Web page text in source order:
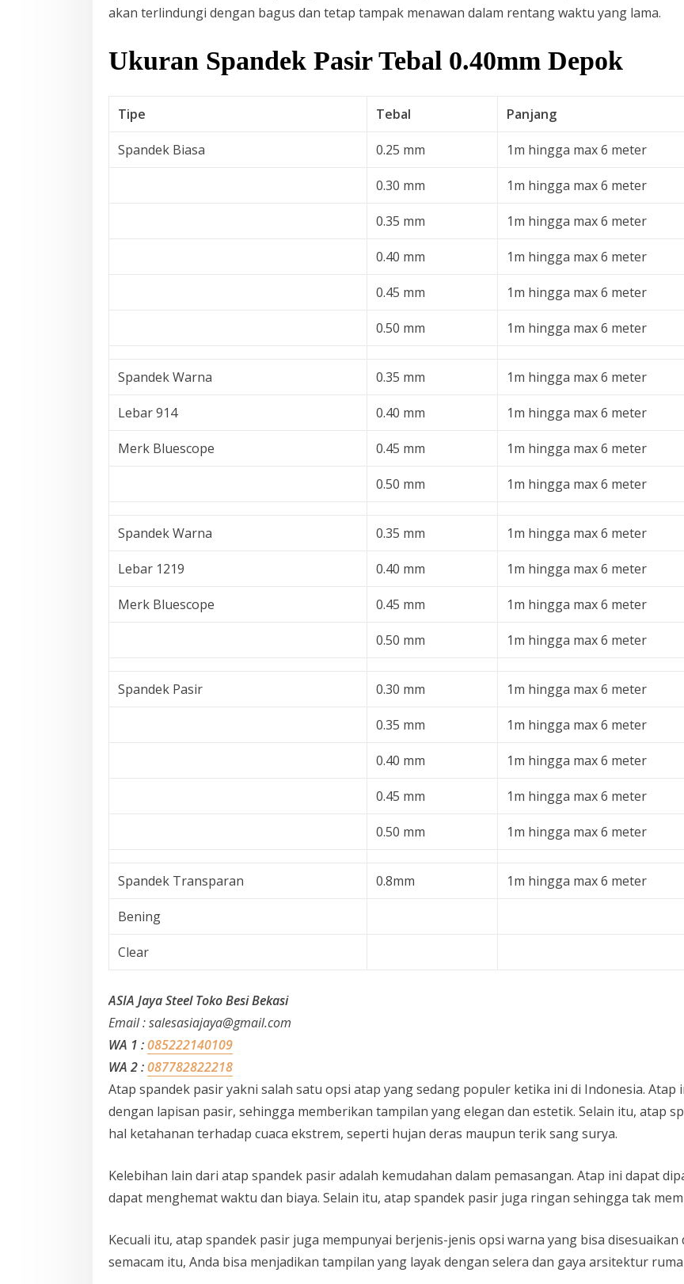
akan terlindungi dengan bagus dan tetap tampak menawan dalam rentang waktu yang lama.
Ukuran Spandek Pasir Tebal 0.40mm Depok
Tipe Tebal Panjang
Spandek Biasa 0.25 mm 1m hingga max 6 meter
0.30 mm 1m hingga max 6 meter
0.35 mm 1m hingga max 6 meter
0.40 mm 1m hingga max 6 meter
0.45 mm 1m hingga max 6 meter
0.50 mm 1m hingga max 6 meter
Spandek Warna 0.35 mm 1m hingga max 6 meter
Lebar 914 0.40 mm 1m hingga max 6 meter
Merk Bluescope 0.45 mm 1m hingga max 6 meter
0.50 mm 1m hingga max 6 meter
Spandek Warna 0.35 mm 1m hingga max 6 meter
Lebar 1219 0.40 mm 1m hingga max 6 meter
Merk Bluescope 0.45 mm 1m hingga max 6 meter
0.50 mm 1m hingga max 6 meter
Spandek Pasir 0.30 mm 1m hingga max 6 meter
0.35 mm 1m hingga max 6 meter
0.40 mm 1m hingga max 6 meter
0.45 mm 1m hingga max 6 meter
0.50 mm 1m hingga max 6 meter
Spandek Transparan 0.8mm 1m hingga max 6 meter
Bening
Clear
ASIA Jaya Steel Toko Besi Bekasi
Email : salesasiajaya@gmail.com
WA 1 :085222140109
WA 2 :087782822218
Atap spandek pasir yakni salah satu opsi atap yang sedang populer ketika ini di Indonesia.
dengan lapisan pasir, sehingga memberikan tampilan yang elegan dan estetik. Selain itu, atap
hal ketahanan terhadap cuaca ekstrem, seperti hujan deras maupun terik sang surya.
Kelebihan lain dari atap spandek pasir adalah kemudahan dalam pemasangan. Atap ini dapat
dapat menghemat waktu dan biaya. Selain itu, atap spandek pasir juga ringan sehingga tak
Kecuali itu, atap spandek pasir juga mempunyai berjenis-jenis opsi warna yang bisa
semacam itu, Anda bisa menjadikan tampilan yang layak dengan selera dan gaya arsitektur